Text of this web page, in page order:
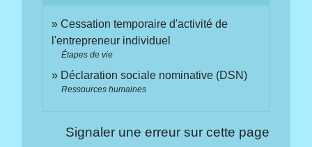
Cessation temporaire d'activité de
l'entrepreneur individuel
Étapes de vie
Déclaration sociale nominative (DSN)
Ressources humaines
Signaler une erreur sur cette page